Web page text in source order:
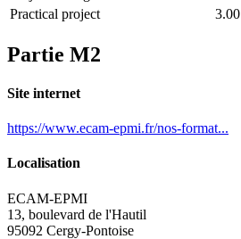
Practical project
3.00
Partie M2
Site internet
https://www.ecam-epmi.fr/nos-format...
Localisation
ECAM-EPMI
13, boulevard de l'Hautil
95092 Cergy-Pontoise